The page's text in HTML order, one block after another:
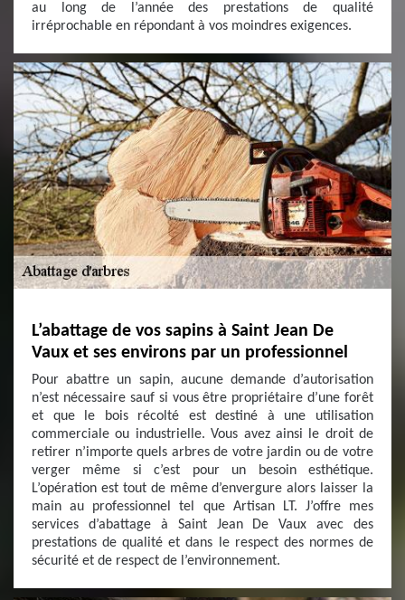
au long de l’année des prestations de qualité
irréprochable en répondant à vos moindres exigences.
L’abattage de vos sapins à Saint Jean De
Vaux et ses environs par un professionnel
Pour abattre un sapin, aucune demande d’autorisation
n’est nécessaire sauf si vous être propriétaire d’une forêt
et que le bois récolté est destiné à une utilisation
commerciale ou industrielle. Vous avez ainsi le droit de
retirer n’importe quels arbres de votre jardin ou de votre
verger même si c’est pour un besoin esthétique.
L’opération est tout de même d’envergure alors laisser la
main au professionnel tel que Artisan LT. J’offre mes
services d’abattage à Saint Jean De Vaux avec des
prestations de qualité et dans le respect des normes de
sécurité et de respect de l’environnement.